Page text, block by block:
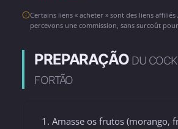
Certains liens « acheter » sont des liens
percevons une commission, sans surcoût
PREPARAÇÃO DU
FORTÃO
Amasse os frutos (morango,